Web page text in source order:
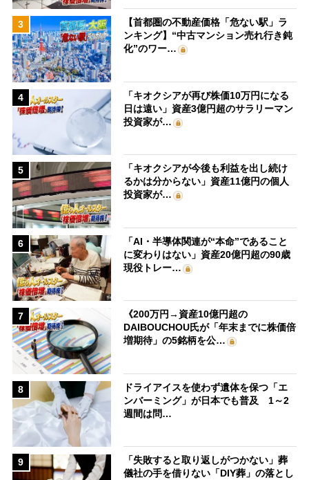
3
【首都圏の不動産価格「危ない駅」ラ
ンキング】“中古マンション売れ行き鈍
化”のワー…
4
「キオクシアが再び株価10万円になる
日は遠い」資産3億円超のサラリーマン
投資家が…
5
「キオクシアが今後も利益を出し続け
るかは分からない」資産11億円の個人
投資家が…
6
「AI・半導体関連が“本命”であること
に変わりはない」資産20億円超の90歳
現役トレー…
7
《200万円→資産10億円超の
DAIBOUCHOU氏が「年末までに株価倍
増期待」の5銘柄を公…
8
ドライアイスを使わず遺体を保つ「エ
ンバーミング」が日本でも普及 1～2
週間は問…
9
「失敗すると取り返しがつかない」葬
儀社の手を借りない「DIY葬」の落とし